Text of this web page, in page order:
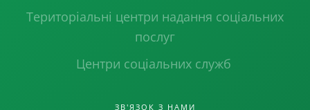
Територіальні центри надання соціальних
послуг
Центри соціальних служб
ЗВ'ЯЗОК З НАМИ